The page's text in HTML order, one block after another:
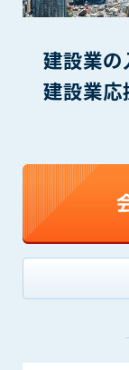
建設業の
建設業
(8) 犯罪的行為に
(10) 建設資料館
を、営利を
に第三者に
第7条（登録内
恐れのあるもの
(1) 登録されて
と管理者が
(2) 建設資料館
(3) 広告掲載料金
(4) その他、管
管理者は、会員
廃止を含み)し、